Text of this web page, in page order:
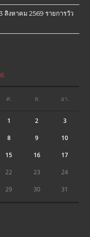
งหาคม 2569 รายการวัว
ศ. ส. อา.
1 2 3
8 9 10
15 16 17
22 23 24
29 30 31